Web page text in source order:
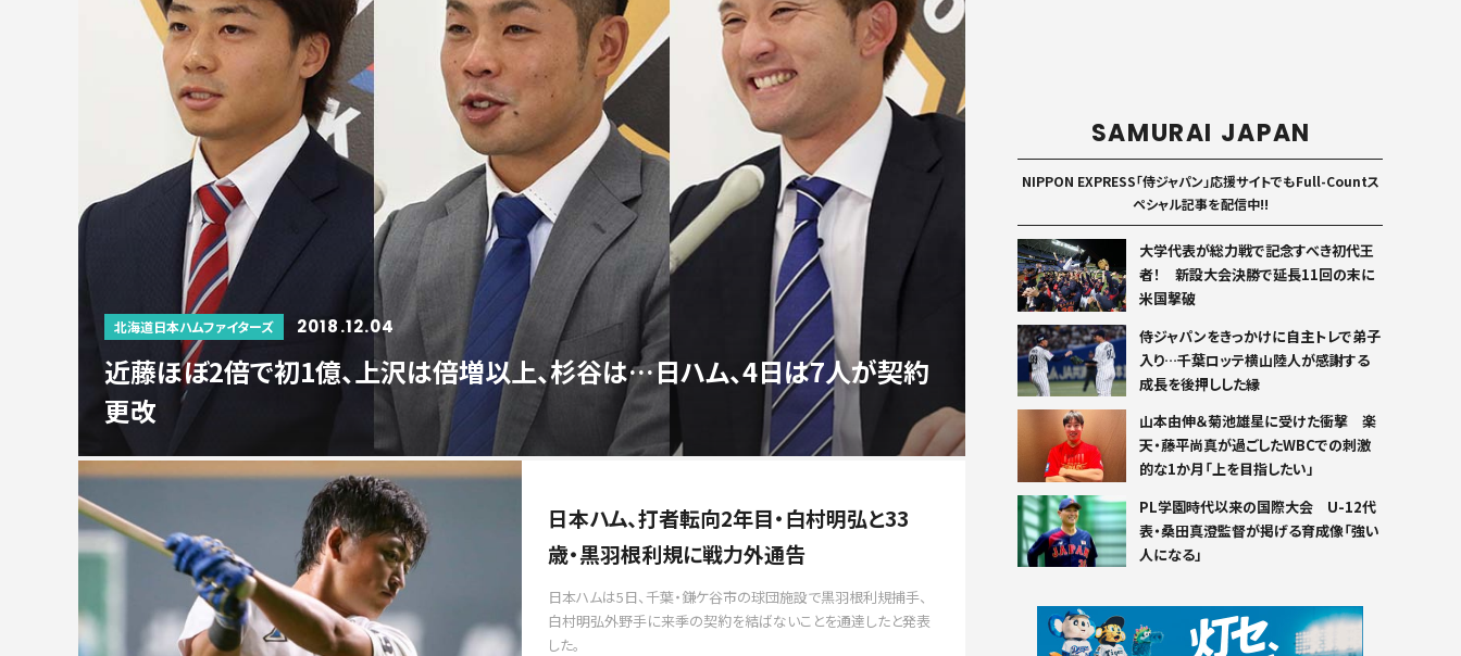
北海道日本ハムファイターズ 2018.12.04
近藤ほぼ2倍で初1億、上沢は倍増以上、杉谷は…日ハム、4日は7人が契約
更改
日本ハム、打者転向2年目・白村明弘と33
歳・黒羽根利規に戦力外通告
日本ハムは5日、千葉・鎌ケ谷市の球団施設で黒羽根利規捕手、
白村明弘外野手に来季の契約を結ばないことを通達したと発表
した。
SAMURAI JAPAN
NIPPON EXPRESS「侍ジャパン」応援サイトでもFull-Countス
ペシャル記事を配信中!!
大学代表が総力戦で記念すべき初代王
者！ 新設大会決勝で延長11回の末に
米国撃破
侍ジャパンをきっかけに自主トレで弟子
入り…千葉ロッテ横山陸人が感謝する
成長を後押しした縁
山本由伸＆菊池雄星に受けた衝撃 楽
天・藤平尚真が過ごしたWBCでの刺激
的な1か月「上を目指したい」
PL学園時代以来の国際大会 U-12代
表・桑田真澄監督が掲げる育成像「強い
人になる」